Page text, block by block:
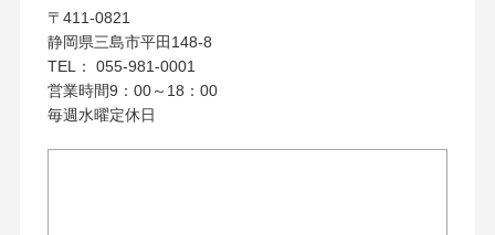
〒411-0821
静岡県三島市平田148-8
TEL： 055-981-0001
営業時間9：00～18：00
毎週水曜定休日